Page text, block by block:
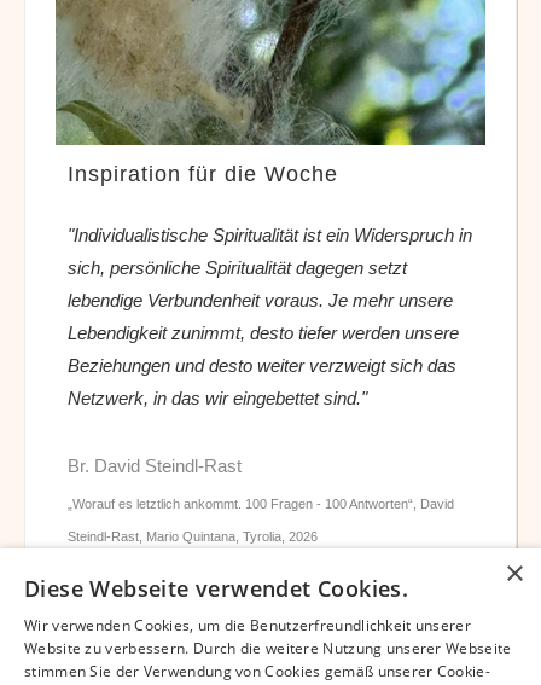
Inspiration für die Woche
"Individualistische Spiritualität ist ein Widerspruch in
sich, persönliche Spiritualität dagegen setzt
lebendige Verbundenheit voraus. Je mehr unsere
Lebendigkeit zunimmt, desto tiefer werden unsere
Beziehungen und desto weiter verzweigt sich das
Netzwerk, in das wir eingebettet sind."
Br. David Steindl-Rast
„Worauf es letztlich ankommt. 100 Fragen - 100 Antworten“, David
Steindl-Rast, Mario Quintana, Tyrolia, 2026
×
Diese Webseite verwendet Cookies.
Wir verwenden Cookies, um die Benutzerfreundlichkeit unserer
Website zu verbessern. Durch die weitere Nutzung unserer Webseite
stimmen Sie der Verwendung von Cookies gemäß unserer Cookie-